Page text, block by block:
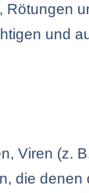
und
Viren (z.
die